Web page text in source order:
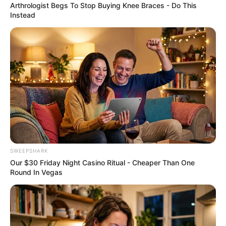
Remember Hensel Twins? Grab Tissues Before You
See Them Now
BUZZ DAY
Arthrologist Begs To Stop Buying Knee Braces - Do This
Instead
SWEEPSHARK
Our $30 Friday Night Casino Ritual - Cheaper Than One
Round In Vegas